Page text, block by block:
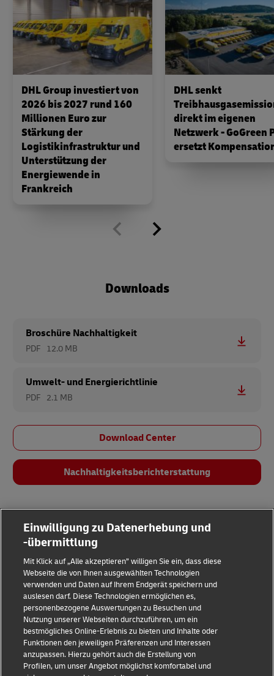
DHL Group investiert von
2026 bis 2027 rund 160
Millionen Euro zur
Stärkung der
Logistikinfrastruktur und
Unterstützung der
Energiewende in
Frankreich
DHL senkt
direkt im eigenen
Netzwerk - GoGreen
ersetzt
Downloads
Broschüre Nachhaltigkeit
PDF 12.0 MB
Umwelt- und Energierichtlinie
PDF 2.1 MB
Download Center
Nachhaltigkeits­berichterstattung
Impressum
Datenschutz & Cookies
Rechtliche Hinweise
Sicherheitshinweise
Einwilligung zu Datenerhebung und
-übermittlung
Mit Klick auf „Alle akzeptieren” willigen Sie ein, dass diese
Webseite die von Ihnen ausgewählten Technologien
verwenden und Daten auf Ihrem Endgerät speichern und
auslesen darf. Diese Technologien ermöglichen es,
personenbezogene Auswertungen zu Besuchen und
Nutzung unserer Webseiten durchzuführen, um ein
bestmögliches Online-Erlebnis zu bieten und Inhalte oder
Funktionen den jeweiligen Präferenzen und Interessen
anzupassen. Hierzu gehört auch die Erstellung von
Profilen, um unser Angebot möglichst komfortabel und